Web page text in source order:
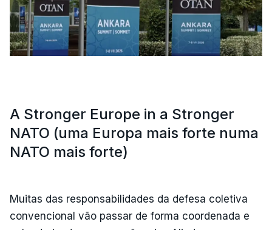
A Stronger Europe in a Stronger
NATO (uma Europa mais forte numa
NATO mais forte)
Muitas das responsabilidades da defesa coletiva
convencional vão passar de forma coordenada e